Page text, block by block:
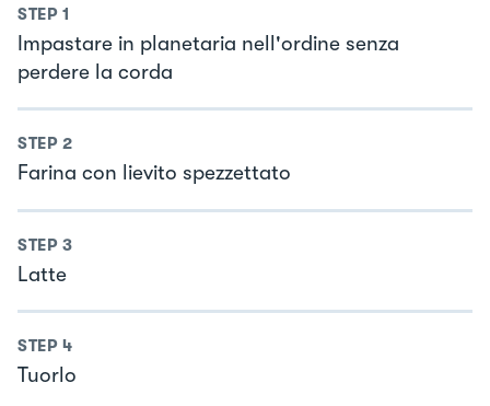
STEP 1
Impastare in planetaria nell'ordine senza
perdere la corda
STEP 2
Farina con lievito spezzettato
STEP 3
Latte
STEP 4
Tuorlo